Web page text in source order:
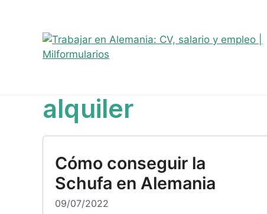
contenido
alquiler
Cómo conseguir la
Schufa en Alemania
09/07/2022